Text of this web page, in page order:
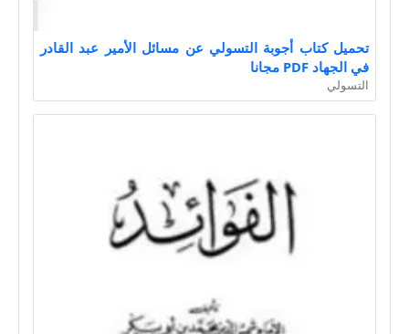
تحميل كتاب أجوبة التسولي عن مسائل الأمير عبد القادر
في الجهاد PDF مجانا
التسولي